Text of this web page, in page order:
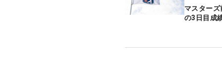
マスター
の3日目成